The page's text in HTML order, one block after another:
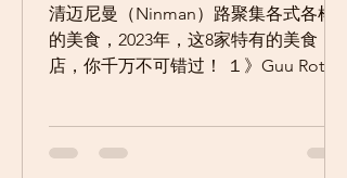
清迈尼曼（Ninman）路聚集各式各样
的美食，2023年，这8家特有的美食
店，你千万不可错过！ １》Guu Roti 尼
这里提供新潮式的印度煎饼Roti，是爱